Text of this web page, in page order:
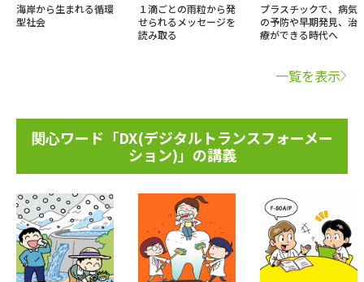
海岸から生まれる循環
型社会
１滴ごとの雨粒から発
せられるメッセージを
読み取る
プラスチックで、病気
の予防や早期発見、治
療ができる時代へ
一覧を表示
関心ワード「DX(デジタルトランスフォーメー
ション)」の講義